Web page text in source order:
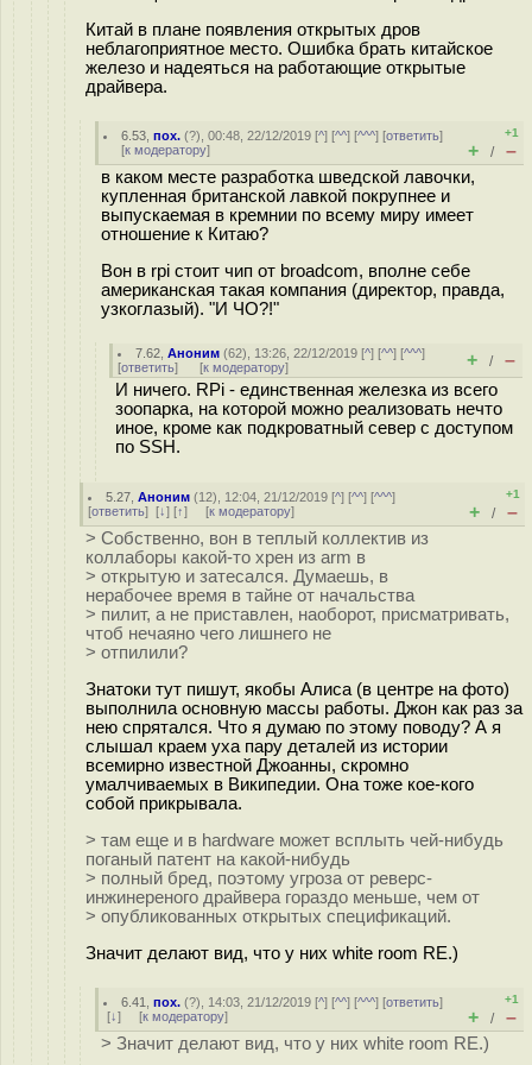
Китай в плане появления открытых дров
неблагоприятное место. Ошибка брать китайское
железо и надеяться на работающие открытые
драйвера.
6.53 ,пох. (?), 00:48, 22/12/2019 [^] [^^] [^^^] [ответить]
[к модератору]
+1
+ / –
в каком месте разработка шведской лавочки,
купленная британской лавкой покрупнее и
выпускаемая в кремнии по всему миру имеет
отношение к Китаю?
Вон в rpi стоит чип от broadcom, вполне себе
американская такая компания (директор, правда,
узкоглазый). "И ЧО?!"
7.62 ,Аноним (62), 13:26, 22/12/2019 [^] [^^] [^^^]
[ответить] [к модератору] + / –
И ничего. RPi - единственная железка из всего
зоопарка, на которой можно реализовать нечто
иное, кроме как подкроватный север с доступом
по SSH.
5.27 ,Аноним (12), 12:04, 21/12/2019 [^] [^^] [^^^]
[ответить] [↓] [↑] [к модератору]
+1
+ / –
> Собственно, вон в теплый коллектив из
коллаборы какой-то хрен из arm в
> открытую и затесался. Думаешь, в
нерабочее время в тайне от начальства
> пилит, а не приставлен, наоборот, присматривать,
чтоб нечаяно чего лишнего не
> отпилили?
Знатоки тут пишут, якобы Алиса (в центре на фото)
выполнила основную массы работы. Джон как раз за
нею спрятался. Что я думаю по этому поводу? А я
слышал краем уха пару деталей из истории
всемирно известной Джоанны, скромно
умалчиваемых в Википедии. Она тоже кое-кого
собой прикрывала.
> там еще и в hardware может всплыть чей-нибудь
поганый патент на какой-нибудь
> полный бред, поэтому угроза от реверс-
инжинереного драйвера гораздо меньше, чем от
> опубликованных открытых спецификаций.
Значит делают вид, что у них white room RE.)
6.41 ,пох. (?), 14:03, 21/12/2019 [^] [^^] [^^^] [ответить]
[↓] [к модератору]
+1
+ / –
> Значит делают вид, что у них white room RE.)